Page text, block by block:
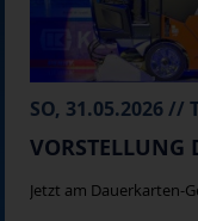
SO, 31.05.2026 //
VORSTELLUNG
Jetzt am Dauerkarten-